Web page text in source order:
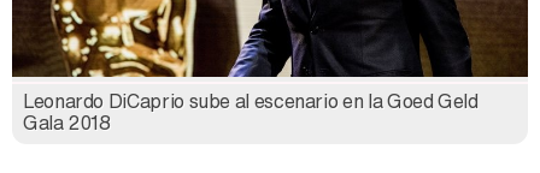
Leonardo DiCaprio sube al escenario en la Goed Geld
Gala 2018